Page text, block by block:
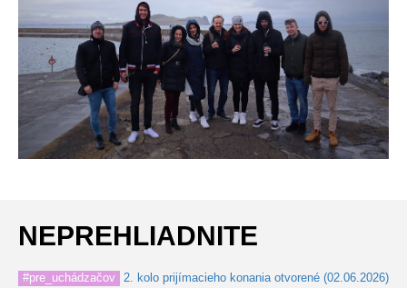
NEPREHLIADNITE
#pre_uchádzačov
2. kolo prijímacieho konania otvorené (02.06.2026)